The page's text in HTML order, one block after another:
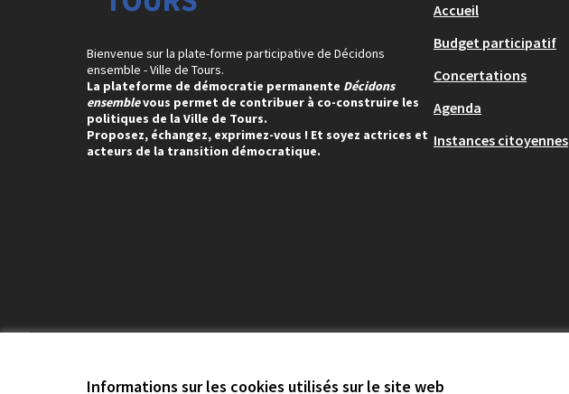
Informations sur les cookies utilisés sur le site web
Bienvenue sur la plate-forme participative de Décidons
ensemble - Ville de Tours.
La plateforme de démocratie permanente Décidons
ensemblevous permet de contribuer à co-construire les
politiques de la Ville de Tours.
Proposez, échangez, exprimez-vous ! Et soyez actrices et
acteurs de la transition démocratique.
Accueil
Budget participatif
Concertations
Agenda
Instances citoyennes